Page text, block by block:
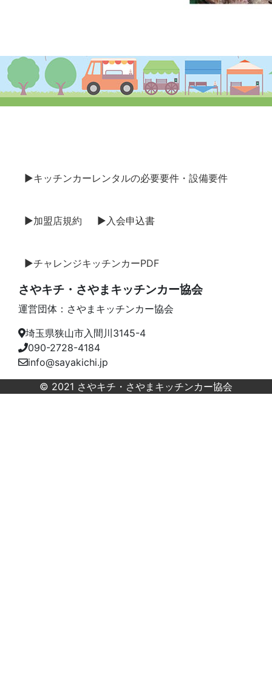
▶キッチンカーレンタルの必要要件・設備要件
▶加盟店規約 ▶入会申込書
▶チャレンジキッチンカーPDF
さやキチ・さやまキッチンカー協会
運営団体：さやまキッチンカー協会
埼玉県狭山市入間川3145-4
090-2728-4184
info@sayakichi.jp
© 2021 さやキチ・さやまキッチンカー協会